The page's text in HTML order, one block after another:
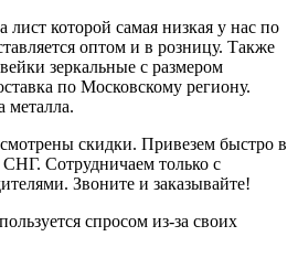
которой самая низкая у нас по
оптом и в розницу. Также
зеркальные с размером
по Московскому региону.
металла.
скидки. Привезем быстро в
Сотрудничаем только с
Звоните и заказывайте!
пользуется спросом из-за своих